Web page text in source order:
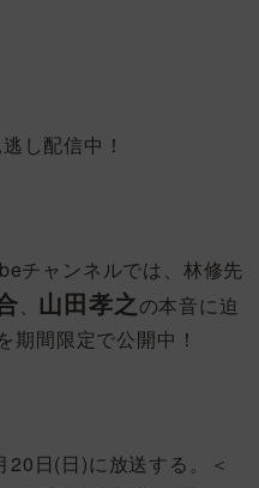
し配信中！
チャンネルでは、林修先
、 山田孝之の本音に迫
期間限定で公開中！
20日(日)に放送する。＜